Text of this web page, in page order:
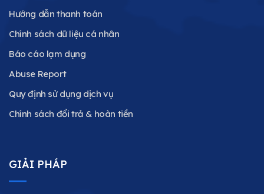
Hướng dẫn thanh toán
Chính sách dữ liệu cá nhân
Báo cáo lạm dụng
Abuse Report
Quy định sử dụng dịch vụ
Chính sách đổi trả & hoàn tiền
GIẢI PHÁP